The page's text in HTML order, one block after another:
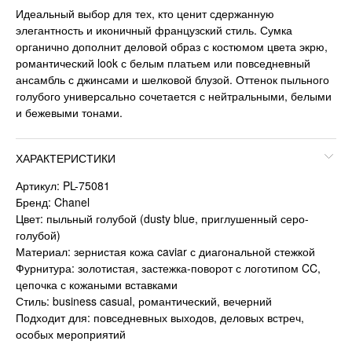
Идеальный выбор для тех, кто ценит сдержанную
элегантность и иконичный французский стиль. Сумка
органично дополнит деловой образ с костюмом цвета экрю,
романтический look с белым платьем или повседневный
ансамбль с джинсами и шелковой блузой. Оттенок пыльного
голубого универсально сочетается с нейтральными, белыми
и бежевыми тонами.
ХАРАКТЕРИСТИКИ
Артикул: PL-75081
Бренд: Chanel
Цвет: пыльный голубой (dusty blue, приглушенный серо-
голубой)
Материал: зернистая кожа caviar с диагональной стежкой
Фурнитура: золотистая, застежка-поворот с логотипом CC,
цепочка с кожаными вставками
Стиль: business casual, романтический, вечерний
Подходит для: повседневных выходов, деловых встреч,
особых мероприятий